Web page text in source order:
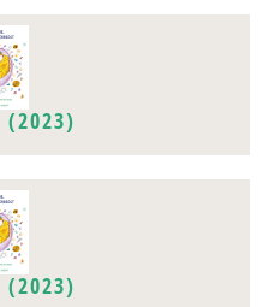
(2023)
(2023)